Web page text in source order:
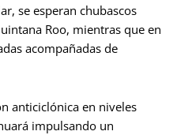
se esperan chubascos
Roo, mientras que en
acompañadas de
anticiclónica en niveles
impulsando un